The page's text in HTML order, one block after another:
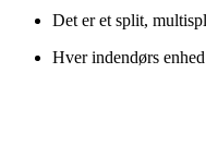
Det er et split,
Hver indendørs